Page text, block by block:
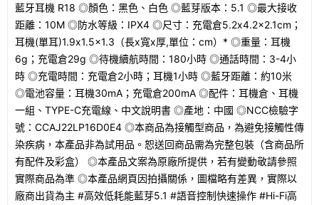
藍牙耳機 R18 ◎顏色：黑色、白色 ◎藍芽版本：5.1 ◎最大接收
距離：10M ◎防水等級：IPX4 ◎尺寸：充電倉5.2x4.2x2.1cm；
耳機(單耳)1.9x1.5x1.3（長x寬x厚,單位：cm）* ◎重量：耳機
6g；充電倉29g ◎待機續航時間：180小時 ◎通話時間：3-4小
時 ◎充電時間：充電倉2小時；耳機1小時 ◎藍牙距離：約10米
◎電池容量：耳機30mA；充電倉200mA ◎配件：耳機倉、耳機
一組、TYPE-C充電線、中文說明書 ◎產地：中國 ◎NCC檢驗字
號：CCAJ22LP16D0E4 ◎本商品為接觸型商品，為避免接觸性傳
染疾病，本產品非為試用品。恕送回商品需為完整包裝（含商品所
有配件及彩盒） ◎本產品文案為原廠所提供，若有變動敬請參照
實際商品為準 ◎本產品網頁因拍攝關係，圖檔略有差異，實際以
廠商出貨為主 #高效低耗能藍芽5.1 #語音控制快速操作 #Hi-Fi高